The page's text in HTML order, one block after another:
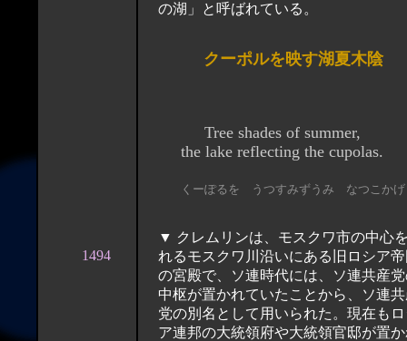
1494
の湖」と呼ばれている。
クーポルを映す湖夏木陰
Tree shades of summer,
the lake reflecting the cupolas.
くーぽるを うつすみずうみ なつこかげ
▼ クレムリンは、モスクワ市の中心
れるモスクワ川沿いにある旧ロシア
の宮殿で、ソ連時代には、ソ連共産
中枢が置かれていたことから、ソ連
党の別名として用いられた。現在も
ア連邦の大統領府や大統領官邸が置